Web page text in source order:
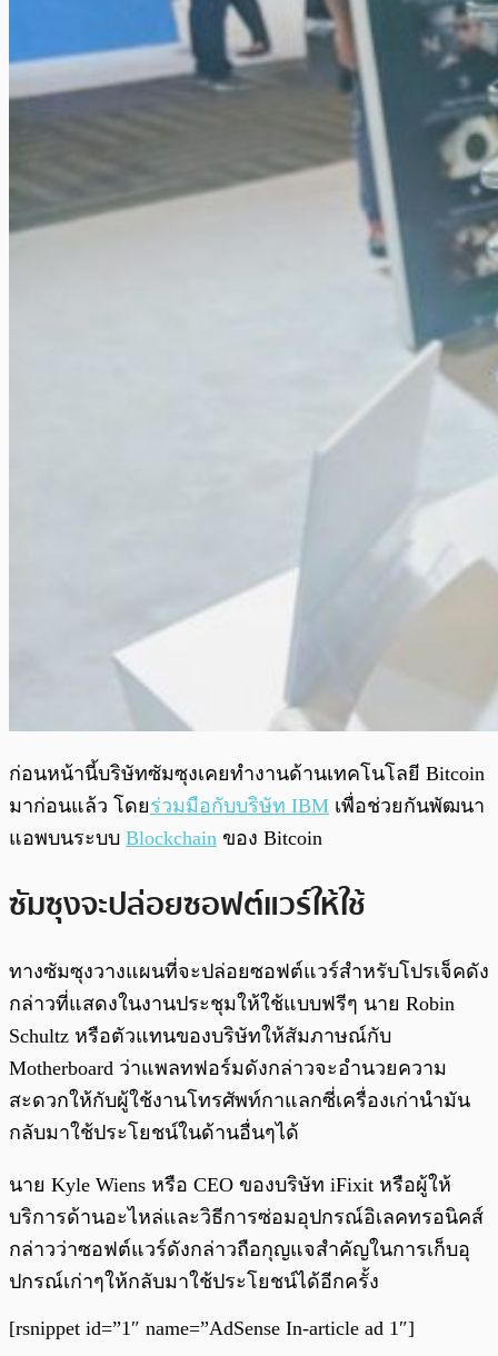
ก่อนหน้านี้บริษัทซัมซุงเคยทำงานด้านเทคโนโลยี Bitcoin
มาก่อนแล้ว โดยร่วมมือกับบริษัท IBM เพื่อช่วยกันพัฒนา
แอพบนระบบ Blockchain ของ Bitcoin
ซัมซุงจะปล่อยซอฟต์แวร์ให้ใช้
ทางซัมซุงวางแผนที่จะปล่อยซอฟต์แวร์สำหรับโปรเจ็คดัง
กล่าวที่แสดงในงานประชุมให้ใช้แบบฟรีๆ นาย Robin
Schultz หรือตัวแทนของบริษัทให้สัมภาษณ์กับ
Motherboard ว่าแพลทฟอร์มดังกล่าวจะอำนวยความ
สะดวกให้กับผู้ใช้งานโทรศัพท์กาแลกซี่เครื่องเก่านำมัน
กลับมาใช้ประโยชน์ในด้านอื่นๆได้
นาย Kyle Wiens หรือ CEO ของบริษัท iFixit หรือผู้ให้
บริการด้านอะไหล่และวิธีการซ่อมอุปกรณ์อิเลคทรอนิคส์
กล่าวว่าซอฟต์แวร์ดังกล่าวถือกุญแจสำคัญในการเก็บอุ
ปกรณ์เก่าๆให้กลับมาใช้ประโยชน์ได้อีกครั้ง
[rsnippet id=”1″ name=”AdSense In-article ad 1″]